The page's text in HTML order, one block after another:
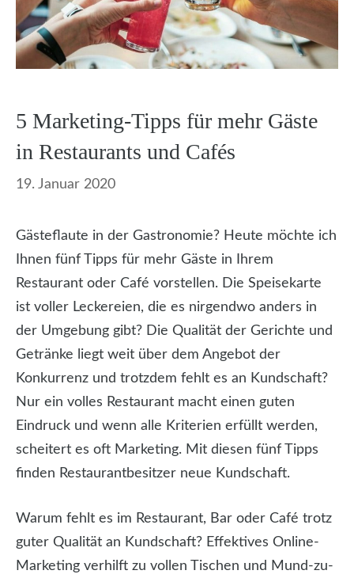
5 Marketing-Tipps für mehr Gäste
in Restaurants und Cafés
19. Januar 2020
Gästeflaute in der Gastronomie? Heute möchte ich
Ihnen fünf Tipps für mehr Gäste in Ihrem
Restaurant oder Café vorstellen. Die Speisekarte
ist voller Leckereien, die es nirgendwo anders in
der Umgebung gibt? Die Qualität der Gerichte und
Getränke liegt weit über dem Angebot der
Konkurrenz und trotzdem fehlt es an Kundschaft?
Nur ein volles Restaurant macht einen guten
Eindruck und wenn alle Kriterien erfüllt werden,
scheitert es oft Marketing. Mit diesen fünf Tipps
finden Restaurantbesitzer neue Kundschaft.
Warum fehlt es im Restaurant, Bar oder Café trotz
guter Qualität an Kundschaft? Effektives Online-
Marketing verhilft zu vollen Tischen und Mund-zu-